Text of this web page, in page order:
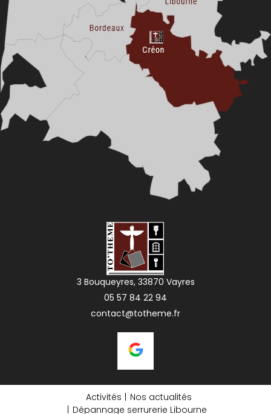
3 Bouqueyres, 33870 Vayres
05 57 84 22 94
contact@totheme.fr
Activités
Nos actualités
Dépannage serrurerie Libourne